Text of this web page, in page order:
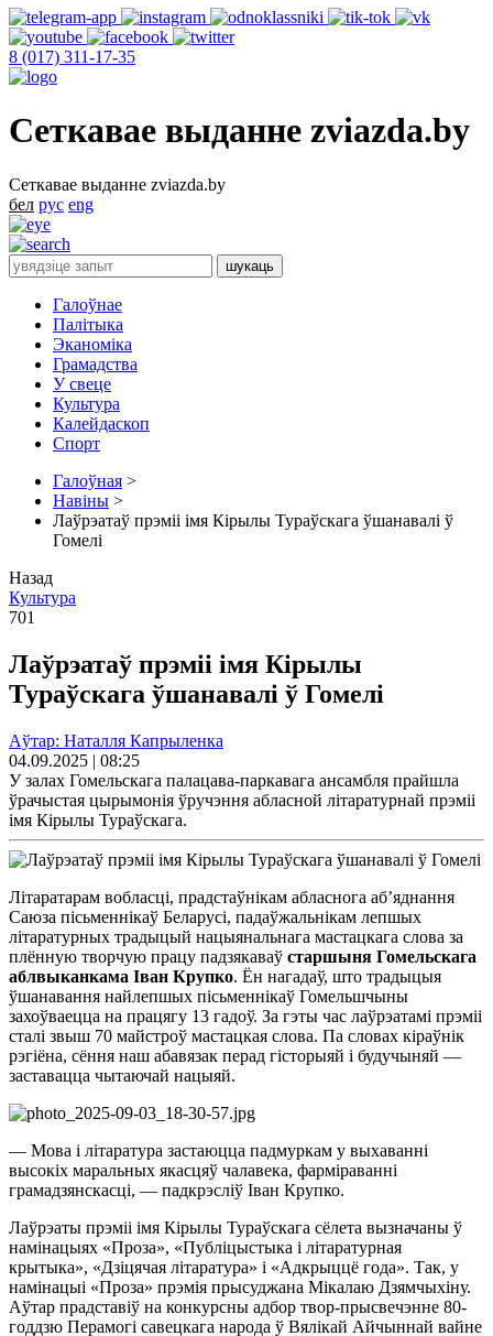
8 (017) 311-17-35
Сеткавае выданне zviazda.by
Сеткавае выданне zviazda.by
бел рус eng
Галоўнае
Палітыка
Эканоміка
Грамадства
У свеце
Культура
Калейдаскоп
Спорт
Галоўная >
Навіны >
Лаўрэатаў прэміі імя Кірылы Тураўскага ўшанавалі ў
Гомелі
Назад
Культура
701
Лаўрэатаў прэміі імя Кірылы
Тураўскага ўшанавалі ў Гомелі
Аўтар: Наталля Капрыленка
04.09.2025 | 08:25
У залах Гомельскага палацава-паркавага ансамбля прайшла
ўрачыстая цырымонія ўручэння абласной літаратурнай прэміі
імя Кірылы Тураўскага.
Літаратарам вобласці, прадстаўнікам абласнога аб’яднання
Саюза пісьменнікаў Беларусі, падаўжальнікам лепшых
літаратурных традыцый нацыянальнага мастацкага слова за
плённую творчую працу падзякаваў старшыня Гомельскага
аблвыканкама Іван Крупко. Ён нагадаў, што традыцыя
ўшанавання найлепшых пісьменнікаў Гомельшчыны
захоўваецца на працягу 13 гадоў. За гэты час лаўрэатамі прэміі
сталі звыш 70 майстроў мастацкая слова. Па словах кіраўнік
рэгіёна, сёння наш абавязак перад гісторыяй і будучыняй —
заставацца чытаючай нацыяй.
— Мова і літаратура застаюцца падмуркам у выхаванні
высокіх маральных якасцяў чалавека, фарміраванні
грамадзянскасці, — падкрэсліў Іван Крупко.
Лаўрэаты прэміі імя Кірылы Тураўскага сёлета вызначаны ў
намінацыях «Проза», «Публіцыстыка і літаратурная
крытыка», «Дзіцячая літаратура» і «Адкрыццё года». Так, у
намінацыі «Проза» прэмія прысуджана Мікалаю Дзямчыхіну.
Аўтар прадставіў на конкурсны адбор твор-прысвечэнне 80-
годдзю Перамогі савецкага народа ў Вялікай Айчыннай вайне